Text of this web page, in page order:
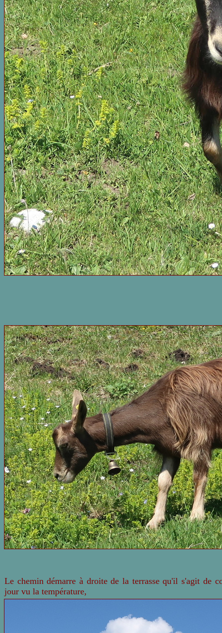
Le chemin démarre à droite de la terrasse qu'il s'agit de
jour vu la température,